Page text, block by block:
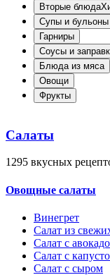
Вторые блюда
Супы и бульоны
Гарниры
Соусы и
Блюда из мяса
Овощи
Фрукты
Салаты
1295 вкусных
Овощные салаты
Винегрет
Салат из
Салат с авокадо
Салат с
Салат с сыром